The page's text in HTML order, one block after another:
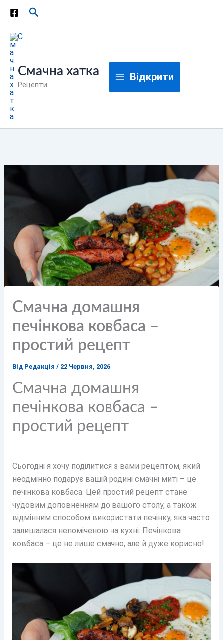
Перейти
вмісту
Пошук
Смачна хатка
Рецепти
Відкрити
Смачна домашня
печінкова ковбаса –
простий рецепт
Від Редакція / 22 Червня, 2026
Смачна домашня
печінкова ковбаса –
простий рецепт
Сьогодні я хочу поділитися з вами рецептом, який
неодмінно подарує вашій родині смачні миті – це
печінкова ковбаса. Цей простий рецепт стане
чудовим доповненням до вашого столу, а також
відмінним способом використати печінку, яка часто
залишалася непоміченою на кухні. Печінкова
ковбаса – це не лише смачно, але й дуже корисно!